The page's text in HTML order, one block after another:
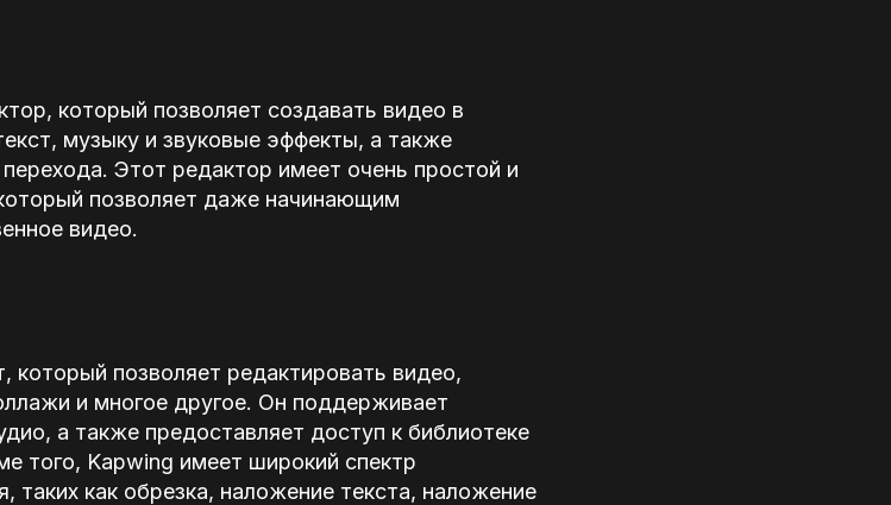
который позволяет создавать видео в
музыку и звуковые эффекты, а также
Этот редактор имеет очень простой и
позволяет даже начинающим
видео.
который позволяет редактировать видео,
и многое другое. Он поддерживает
а также предоставляет доступ к библиотеке
того, Kapwing имеет широкий спектр
таких как обрезка, наложение текста, наложение